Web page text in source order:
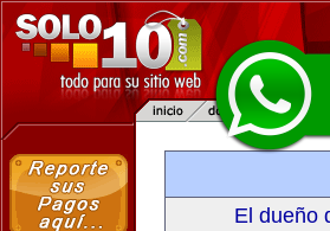
El dueño